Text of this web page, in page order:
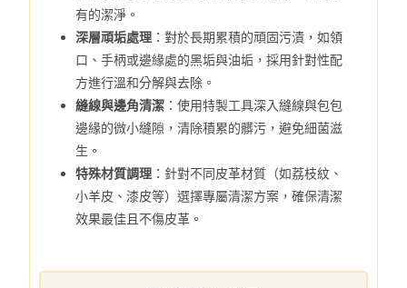
有的潔淨。
深層頑垢處理 ：對於長期累積的頑固污漬，如領
口、手柄或邊緣處的黑垢與油垢，採用針對性配
方進行溫和分解與去除。
縫線與邊角清潔 ：使用特製工具深入縫線與包包
邊緣的微小縫隙，清除積累的髒污，避免細菌滋
生。
特殊材質調理 ：針對不同皮革材質（如荔枝紋、
小羊皮、漆皮等）選擇專屬清潔方案，確保清潔
效果最佳且不傷皮革。